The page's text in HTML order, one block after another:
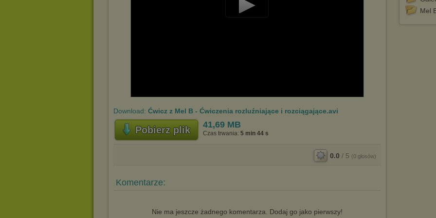
Download: Ćwicz z Mel B - Ćwiczenia rozluźniające i rozciągające.avi
Pobierz plik 41,69 MB
Czas trwania: 5 min 44 s
0.0 / 5 (0 głosów)
Komentarze:
Nie ma jeszcze żadnego komentarza. Dodaj go jako pierwszy!
Mel